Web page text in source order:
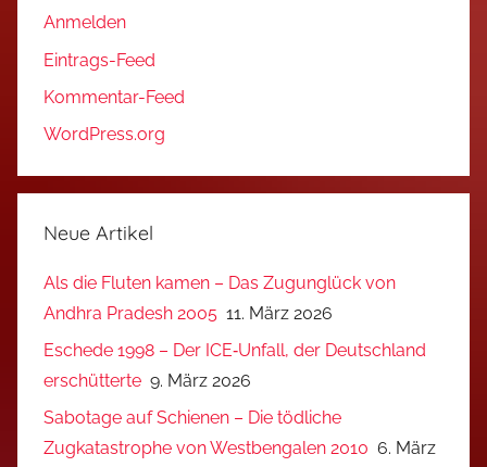
Anmelden
Eintrags-Feed
Kommentar-Feed
WordPress.org
Neue Artikel
Als die Fluten kamen – Das Zugunglück von
Andhra Pradesh 2005 11. März 2026
Eschede 1998 – Der ICE‑Unfall, der Deutschland
erschütterte 9. März 2026
Sabotage auf Schienen – Die tödliche
Zugkatastrophe von Westbengalen 2010 6. März